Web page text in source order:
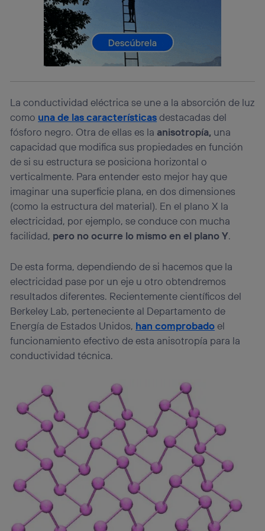
La conductividad eléctrica se une a la absorción de luz
como una de las característicasdestacadas del
fósforo negro. Otra de ellas es la anisotropía, una
capacidad que modifica sus propiedades en función
de si su estructura se posiciona horizontal o
verticalmente. Para entender esto mejor hay que
imaginar una superficie plana, en dos dimensiones
(como la estructura del material). En el plano X la
electricidad, por ejemplo, se conduce con mucha
facilidad, pero no ocurre lo mismo en el plano Y.
De esta forma, dependiendo de si hacemos que la
electricidad pase por un eje u otro obtendremos
resultados diferentes. Recientemente científicos del
Berkeley Lab, perteneciente al Departamento de
Energía de Estados Unidos, han comprobadoel
funcionamiento efectivo de esta anisotropía para la
conductividad técnica.
lo que cualquier persona que conecte su dispositivo y
consienta el uso de la tecnología recibirá el mismo
identificador. Típicamente:
Si utilizas unaconexión de banda ancha
el marketing o análisis se realizará en función de las
actividades de navegación de los miembros del hogar
personalizado, ya que se basará únicamente en la
navegación del usuario del móvil.
Puedes gestionar los consentimientos Utiq seleccionando
“Administrar Utiq” en la parte inferior de esta página web o
visitando el
portal de privacidad de Utiq
(“consenthub”) . Para más información, consulta
la política de privacidad de Utiq.